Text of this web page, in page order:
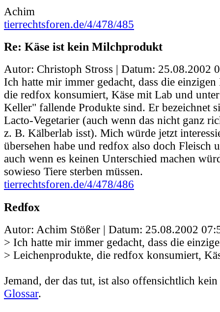
Achim
tierrechtsforen.de/4/478/485
Re: Käse ist kein Milchprodukt
Autor: Christoph Stross | Datum: 25.08.2002
Ich hatte mir immer gedacht, dass die
die redfox konsumiert, Käse mit Lab und
Keller" fallende Produkte sind. Er bezeichnet
Lacto-Vegetarier (auch wenn das nicht ganz
z. B. Kälberlab isst). Mich würde jetzt
übersehen habe und redfox also doch Fleisch
auch wenn es keinen Unterschied machen
sowieso Tiere sterben müssen.
tierrechtsforen.de/4/478/486
Redfox
Autor: Achim Stößer | Datum: 25.08.2002
> Ich hatte mir immer gedacht, dass die
> Leichenprodukte, die redfox konsumiert,
Jemand, der das tut, ist also offensichtlich kein
Glossar.